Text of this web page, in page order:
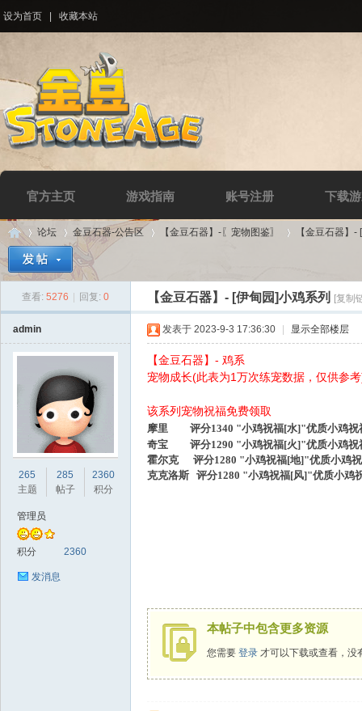
设为首页 收藏本站
官方主页 游戏指南 账号注册 下载
»
论坛
›
金豆石器-公告区 【金豆石器】-〖宠物图鉴〗
›
【金豆石器】
查看: 5276 回复: 0 【金豆石器】- [伊甸园]小鸡系列 [复制
admin
265
主题
285
帖子
2360
积分
管理员
积分 2360
发消息
发表于 2023-9-3 17:36:30 显示全部楼层
【金豆石器】- 鸡系
宠物成长(此表为1万次练宠数据，仅供参
该系列宠物祝福免费领取
摩里 评分1340 "小鸡祝福[水]"优质小鸡祝
奇宝 评分1290 "小鸡祝福[火]"优质小鸡祝
霍尔克 评分1280 "小鸡祝福[地]"优质小鸡祝
克克洛斯 评分1280 "小鸡祝福[风]"优质小鸡
本帖子中包含更多资源
您需要 登录 才可以下载或查看，没